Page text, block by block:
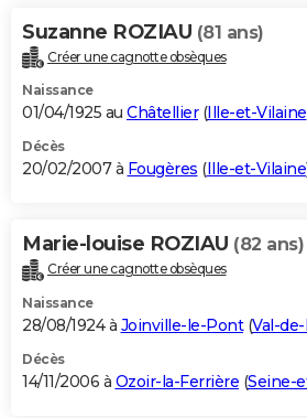
Suzanne ROZIAU (81 ans)
Créer une cagnotte obsèques
Naissance
01/04/1925 au Châtellier(Ille-et-Vilaine
Décès
20/02/2007 à Fougères (Ille-et-Vilaine
Marie-louise ROZIAU (82 ans)
Créer une cagnotte obsèques
Naissance
28/08/1924 à Joinville-le-Pont(Val-
Décès
14/11/2006 à Ozoir-la-Ferrière (Seine-